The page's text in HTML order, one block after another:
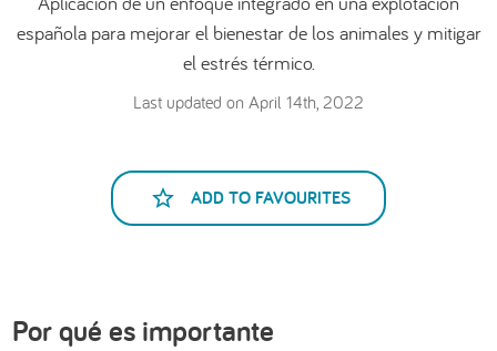
العربية
española para mejorar el bienestar de los animales y mitigar
el estrés térmico.
Last updated on April 14th, 2022
ADD TO FAVOURITES
Por qué es importante